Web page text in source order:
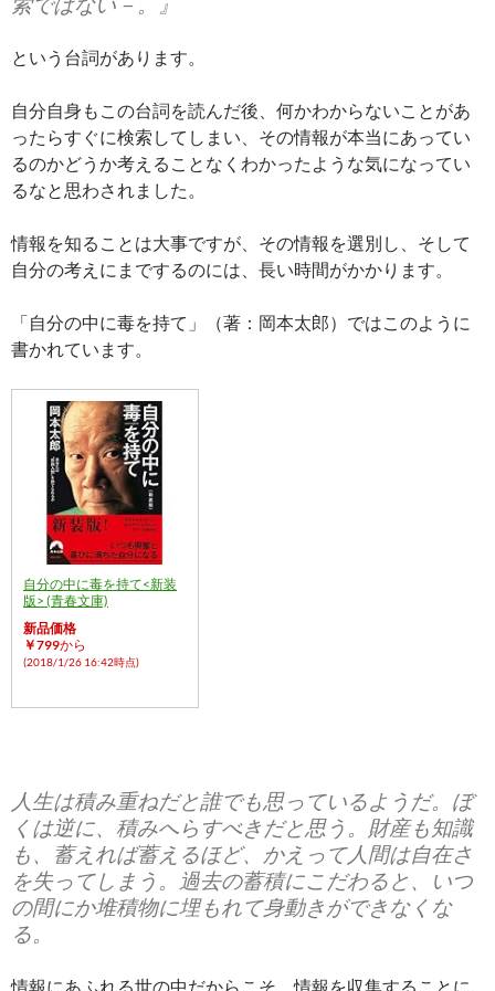
という台詞があります。
自分自身もこの台詞を読んだ後、何かわからないことがあ
ったらすぐに検索してしまい、その情報が本当にあってい
るのかどうか考えることなくわかったような気になってい
るなと思わされました。
情報を知ることは大事ですが、その情報を選別し、そして
自分の考えにまでするのには、長い時間がかかります。
「自分の中に毒を持て」（著：岡本太郎）ではこのように
書かれています。
自分の中に毒を持て<新装
版> (青春文庫)
新品価格
￥799から
(2018/1/26 16:42時点)
人生は積み重ねだと誰でも思っているようだ。ぼ
くは逆に、積みへらすべきだと思う。財産も知識
も、蓄えれば蓄えるほど、かえって人間は自在さ
を失ってしまう。過去の蓄積にこだわると、いつ
の間にか堆積物に埋もれて身動きができなくな
る。
情報にあふれる世の中だからこそ、情報を収集することに